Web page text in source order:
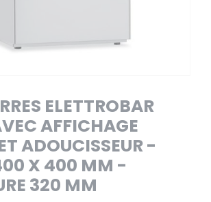
ELETTROBAR
AFFICHAGE
ADOUCISSEUR -
X 400 MM -
320 MM